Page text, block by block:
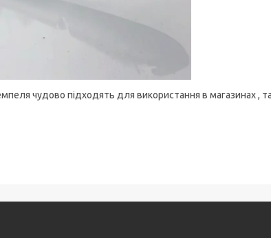
чудово підходять для використання в магазинах ,